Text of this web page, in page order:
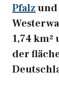
Pfalzund
1,74 km²
der